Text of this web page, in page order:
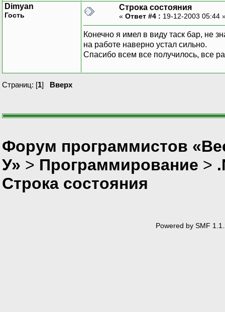
public
{
///
/// </
{
Dimyan
Гость
Строка состояния
« Ответ #4 : 19-12-2003 05:44
Конечно я имел в виду таск бар, не
на работе наверно устал сильно.
Спасибо всем все получилось, все
Страниц: [1] Вверх
Форум программистов
У» > Программирование >
Строка состояния
Powered by SMF